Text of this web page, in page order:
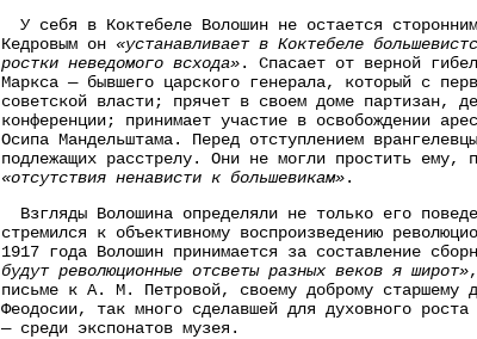
У себя в Коктебеле Волошин не остается
Кедровым он «устанавливает в Коктебеле
ростки неведомого всхода». Спасает от верной
Маркса — бывшего царского генерала, который с
советской власти; прячет в своем доме партизан,
конференции; принимает участие в освобождении
Осипа Мандельштама. Перед отступлением
подлежащих расстрелу. Они не могли простить ему,
«отсутствия ненависти к большевикам».
Взгляды Волошина определяли не только его
стремился к объективному воспроизведению
1917 года Волошин принимается за составление
будут революционные отсветы разных веков я широт»
письме к А. М. Петровой, своему доброму старшему
Феодосии, так много сделавшей для духовного
— среди экспонатов музея.